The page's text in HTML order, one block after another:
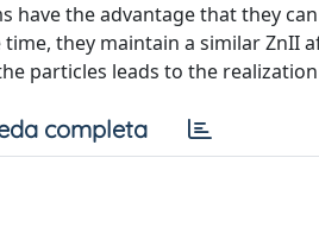
have the advantage that they
they maintain a similar ZnII
particles leads to the
completa